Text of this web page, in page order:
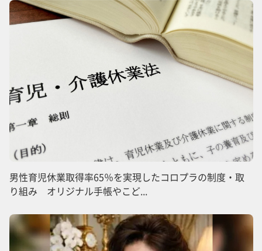
男性育児休業取得率65％を実現したコロプラの制度・取
り組み オリジナル手帳やこど...